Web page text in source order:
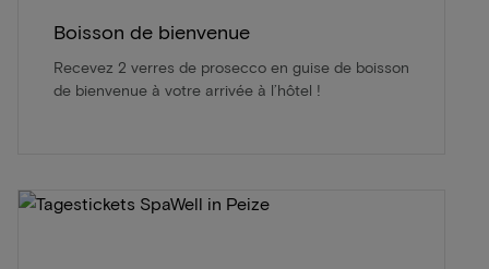
Boisson de bienvenue
Recevez 2 verres de prosecco en guise de boisson
de bienvenue à votre arrivée à l’hôtel !